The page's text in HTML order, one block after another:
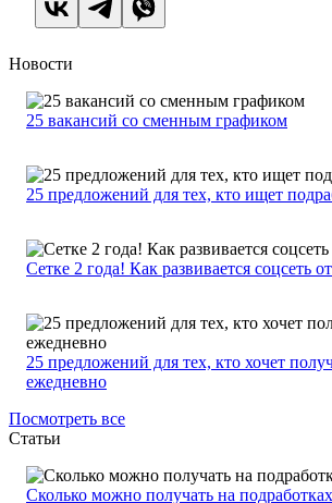
Новости
25 вакансий со сменным графиком
25 предложений для тех, кто ищет
Сетке 2 года! Как развивается соцсеть
25 предложений для тех, кто хочет
ежедневно
Посмотреть все
Статьи
Сколько можно получать на подработках